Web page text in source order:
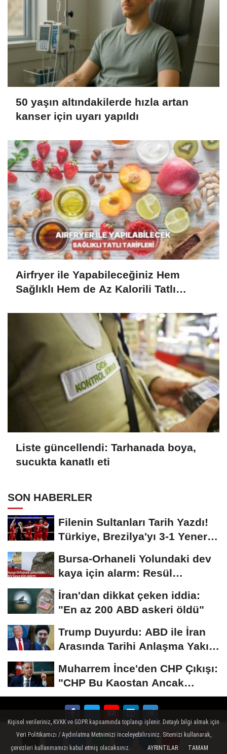
Yorumlar
Yorumlar
50 yaşın altındakilerde hızla artan
kanser için uyarı yapıldı
Airfryer ile Yapabileceğiniz Hem
Sağlıklı Hem de Az Kalorili Tatlı
Liste güncellendi: Tarhanada boya,
sucukta kanatlı eti
SON HABERLER
Filenin Sultanları Tarih Yazdı!
Türkiye, Brezilya'yı 3-1 Yenerek
Bursa-Orhaneli Yolundaki dev
kaya için alarm: Resül
Kaplan'dan yetkililere...
İran'dan dikkat çeken iddia:
"En az 200 ABD askeri öldü"
Trump Duyurdu: ABD ile İran
Arasında Tarihi Anlaşma Yakın!
Muharrem İnce'den CHP Çıkışı:
"CHP Bu Kaostan Ancak
Üyelerle Genel...
Tanıtım Künye İletişim Çerez Politikası
Kişisel verileriniz, KVKK ve GDPR kapsamında toplanıp işlenir. Detaylı bilgi almak için
Veri Politikamızı / Aydınlatma Metnimizi inceleyebilirsiniz. Sitemizi kullanarak,
çerezleri kullanmamızı kabul etmiş olacaksınız.
AYRINTILAR TAMAM